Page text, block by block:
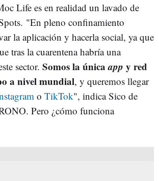
Life es en realidad un lavado de
"En pleno confinamiento
la aplicación y hacerla social, ya que
tras la cuarentena habría una
sector. Somos la únicaapp y red
a nivel mundial, y queremos llegar
o TikTok", indica Sico de
Pero ¿cómo funciona